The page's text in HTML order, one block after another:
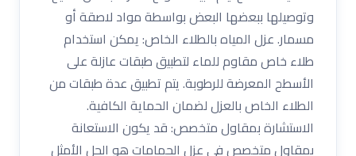
وتوصيلها ببعضها البعض بواسطة مواد لاصقة أو
مسمار. عزل المياه بالطلاء الخاص: يمكن استخدام
طلاء خاص مقاوم للماء لتطبيق طبقات عازلة على
الأسطح المعرضة للرطوبة. يتم تطبيق عدة طبقات من
الطلاء الخاص بالعزل لضمان الحماية الكافية.
الاستشارة بمقاول متخصص: قد يكون الاستعانة
بمقاول متخصص في عزل الحمامات هو الحل الأمثل